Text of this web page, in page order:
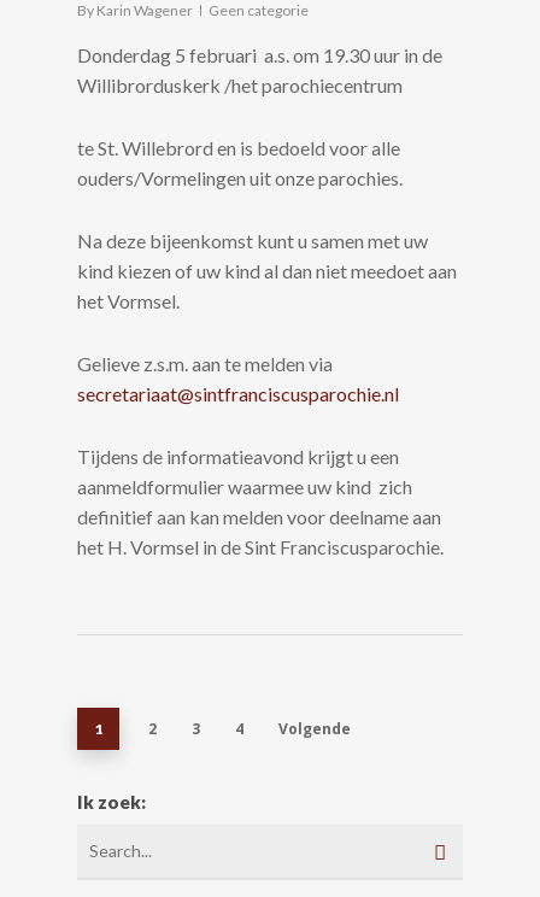
By Karin Wagener Geen categorie
Donderdag 5 februari a.s. om 19.30 uur in de
Willibrorduskerk /het parochiecentrum
te St. Willebrord en is bedoeld voor alle
ouders/Vormelingen uit onze parochies.
Na deze bijeenkomst kunt u samen met uw
kind kiezen of uw kind al dan niet meedoet aan
het Vormsel.
Gelieve z.s.m. aan te melden via
secretariaat@sintfranciscusparochie.nl
Tijdens de informatieavond krijgt u een
aanmeldformulier waarmee uw kind zich
definitief aan kan melden voor deelname aan
het H. Vormsel in de Sint Franciscusparochie.
1 2 3 4 Volgende
Ik zoek: